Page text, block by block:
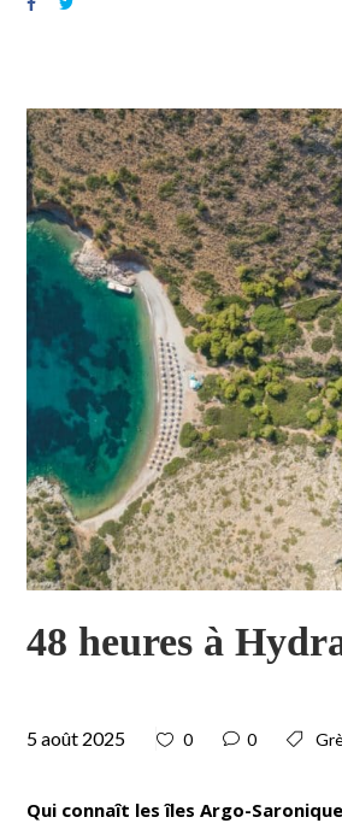
48 heures à
5 août 2025 0 0
Qui connaît les îles Argo-